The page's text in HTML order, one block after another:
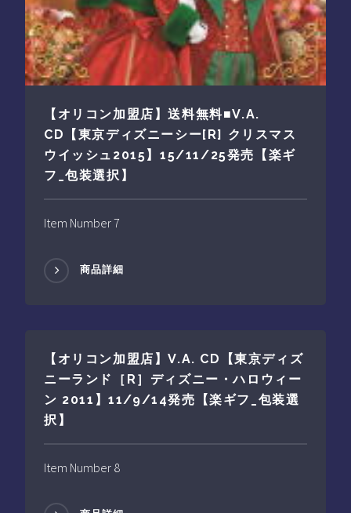
【オリコン加盟店】送料無料■V.A.
CD【東京ディズニーシー[R] クリスマス
ウイッシュ2015】15/11/25発売【楽ギ
フ_包装選択】
Item Number 7
商品詳細
【オリコン加盟店】V.A. CD【東京ディズ
ニーランド［R］ディズニー・ハロウィー
ン 2011】11/9/14発売【楽ギフ_包装選
択】
Item Number 8